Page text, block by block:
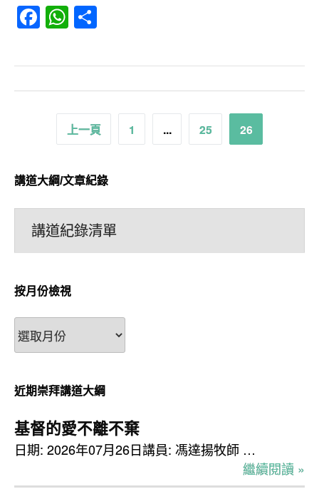
Facebook
WhatsApp
分
頁
上一頁 1 ... 25 26
講道大綱/文章紀錄
講道紀錄清單
按月份檢視
按
月
檢
視
近期崇拜講道大綱
基督的愛不離不棄
日期: 2026年07月26日講員: 馮達揚牧師 …
繼續閱讀 »